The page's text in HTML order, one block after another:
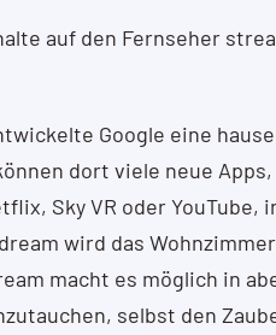
auf den Fernseher
Google eine
dort viele neue
Sky VR oder YouTube,
wird das
macht es möglich in
selbst den